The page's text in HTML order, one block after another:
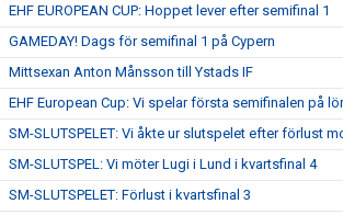
EHF EUROPEAN CUP: Hoppet lever efter semifinal 1
GAMEDAY! Dags för semifinal 1 på Cypern
Mittsexan Anton Månsson till Ystads IF
EHF European Cup: Vi spelar första semifinalen på
SM-SLUTSPELET: Vi åkte ur slutspelet efter förlust
SM-SLUTSPEL: Vi möter Lugi i Lund i kvartsfinal 4
SM-SLUTSPELET: Förlust i kvartsfinal 3